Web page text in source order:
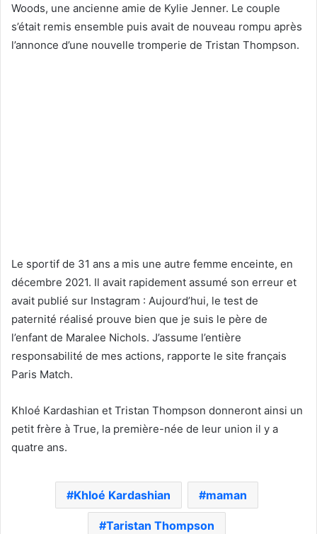
Woods, une ancienne amie de Kylie Jenner. Le couple
s’était remis ensemble puis avait de nouveau rompu après
l’annonce d’une nouvelle tromperie de Tristan Thompson.
Le sportif de 31 ans a mis une autre femme enceinte, en
décembre 2021. Il avait rapidement assumé son erreur et
avait publié sur Instagram : Aujourd’hui, le test de
paternité réalisé prouve bien que je suis le père de
l’enfant de Maralee Nichols. J’assume l’entière
responsabilité de mes actions, rapporte le site français
Paris Match.
Khloé Kardashian et Tristan Thompson donneront ainsi un
petit frère à True, la première-née de leur union il y a
quatre ans.
Khloé Kardashian maman
Taristan Thompson